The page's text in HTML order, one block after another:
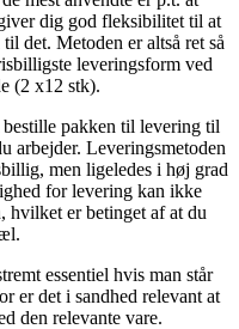
dig god fleksibilitet til at
det. Metoden er altså ret så
leveringsform ved
(2 x12 stk).
pakken til levering til
arbejder. Leveringsmetoden
men ligeledes i høj grad
for levering kan ikke
hvilket er betinget af at du
essentiel hvis man står
er det i sandhed relevant at
den relevante vare.